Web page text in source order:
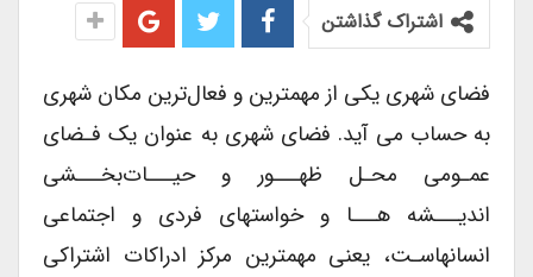
اشتراک گذاشتن
فضای شهری یکی از مهمترین و فعال‌ترین مکان‌ شهری
به حساب می آید. فضای شهری به عنوان یک فـضای
عمـومی محـل ظهـــور و حیـــات‌بخـــشی
اندیـــشه هـــا و خواستهای فردی و اجتماعی
انسانهاسـت، یعنی مهمترین مرکز ادراکات اشتراکی